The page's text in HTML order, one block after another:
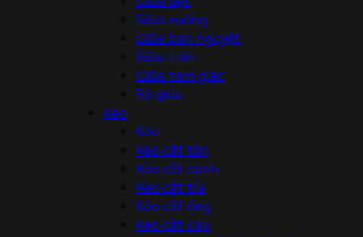
Giũa vuông
Giũa bán nguyệt
Giũa tròn
Giũa tam giác
Bộ giũa
Kéo
Kéo
Kéo cắt tôn
Kéo cắt cành
Kéo cắt tỉa
Kéo cắt ống
Kéo cắt cáp